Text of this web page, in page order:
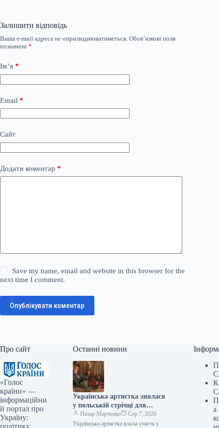
Залишити відповідь
Ваша e-mail адреса не оприлюднюватиметься. Обов’язкові поля
позначені *
Ім’я *
Email *
Сайт
Додати коментар *
Save my name, email and website in this browser for the
next time I comment.
Опублікувати коментар
Про сайт
«Голос
країни» —
інформаційни
й портал про
Україну:
Останні новини
Українська артистка знялася
у польській стрічці для
Netflix.
Назар Марченко
Сер 7, 2026
Українська артистка взяла участь у
а